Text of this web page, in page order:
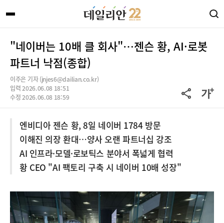
"네이버는 10배 클 회사"…젠슨 황, AI·로봇
파트너 낙점(종합)
이주은 기자 (jnjes6@dailian.co.kr)
입력 2026.06.08 18:51
수정 2026.06.08 18:59
엔비디아 젠슨 황, 8일 네이버 1784 방문
이해진 의장 환대…양사 오랜 파트너십 강조
AI 인프라·모델·로보틱스 분야서 폭넓게 협력
황 CEO "AI 팩토리 구축 시 네이버 10배 성장"